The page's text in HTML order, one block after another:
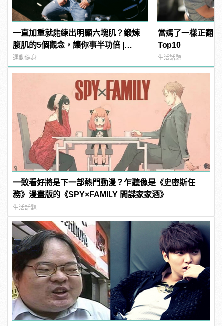
一直加重就能練出明顯六塊肌？鍛煉
腹肌的5個觀念，讓你事半功倍 |
manfashion這樣變型男
運動健身
當媽了一樣正翻
Top10
生活話題
一致看好將是下一部熱門動漫？乍聽像是《史密斯任
務》漫畫版的《SPY×FAMILY 間諜家家酒》
生活話題